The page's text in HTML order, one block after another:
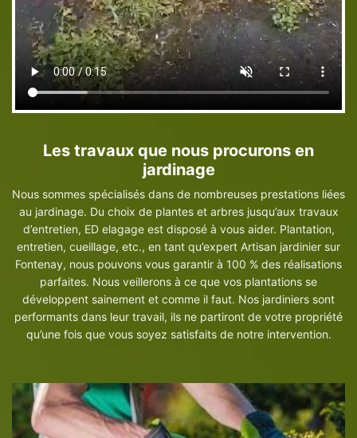
Les travaux que nous procurons en
jardinage
Nous sommes spécialisés dans de nombreuses prestations liées
au jardinage. Du choix de plantes et arbres jusqu’aux travaux
d’entretien, ED elagage est disposé à vous aider. Plantation,
entretien, cueillage, etc., en tant qu’expert Artisan jardinier sur
Fontenay, nous pouvons vous garantir à 100 % des réalisations
parfaites. Nous veillerons à ce que vos plantations se
développent sainement et comme il faut. Nos jardiniers sont
performants dans leur travail, ils ne partiront de votre propriété
qu’une fois que vous soyez satisfaits de notre intervention.